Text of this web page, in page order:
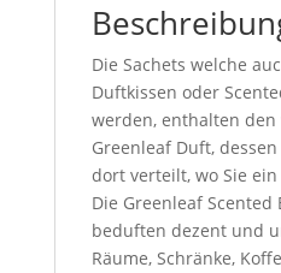
Die Sachets welche
Duftkissen oder
werden, enthalten
Greenleaf Duft,
dort verteilt, wo Sie
Die Greenleaf Scented
beduften dezent und
Räume, Schränke,